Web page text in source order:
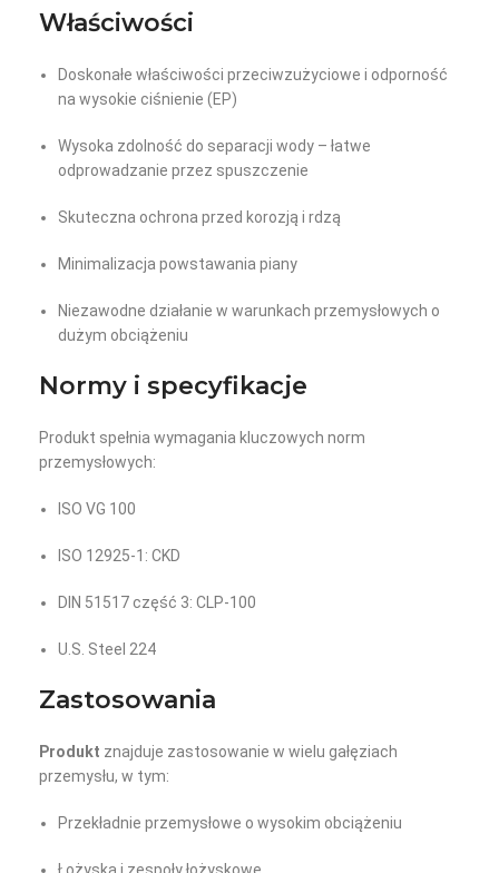
Właściwości
Doskonałe właściwości przeciwzużyciowe i odporność
na wysokie ciśnienie (EP)
Wysoka zdolność do separacji wody – łatwe
odprowadzanie przez spuszczenie
Skuteczna ochrona przed korozją i rdzą
Minimalizacja powstawania piany
Niezawodne działanie w warunkach przemysłowych o
dużym obciążeniu
Normy i specyfikacje
Produkt spełnia wymagania kluczowych norm
przemysłowych:
ISO VG 100
ISO 12925-1: CKD
DIN 51517 część 3: CLP-100
U.S. Steel 224
Zastosowania
Produkt znajduje zastosowanie w wielu gałęziach
przemysłu, w tym:
Przekładnie przemysłowe o wysokim obciążeniu